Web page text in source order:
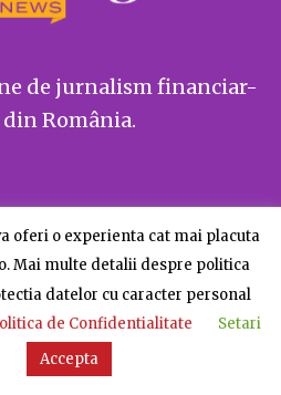
de jurnalism financiar-
România.
Toate drepturile rezervate
Contact Publicitate
oferi o experienta cat mai placuta
Mai multe detalii despre politica
datelor cu caracter personal
de Confidentialitate
Setari
Accepta